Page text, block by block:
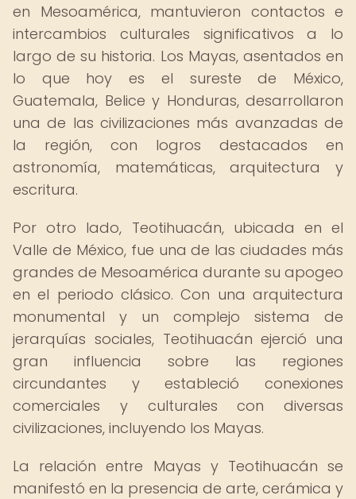
en Mesoamérica, mantuvieron contactos e
intercambios culturales significativos a lo
largo de su historia. Los Mayas, asentados en
lo que hoy es el sureste de México,
Guatemala, Belice y Honduras, desarrollaron
una de las civilizaciones más avanzadas de
la región, con logros destacados en
astronomía, matemáticas, arquitectura y
escritura.
Por otro lado, Teotihuacán, ubicada en el
Valle de México, fue una de las ciudades más
grandes de Mesoamérica durante su apogeo
en el periodo clásico. Con una arquitectura
monumental y un complejo sistema de
jerarquías sociales, Teotihuacán ejerció una
gran influencia sobre las regiones
circundantes y estableció conexiones
comerciales y culturales con diversas
civilizaciones, incluyendo los Mayas.
La relación entre Mayas y Teotihuacán se
manifestó en la presencia de arte, cerámica y